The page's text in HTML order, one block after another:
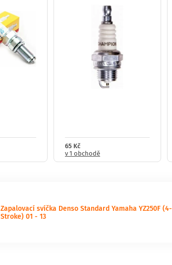
65 Kč
v 1 obchodě
Zapalovací svíčka Denso Standard Yamaha YZ250F (4-
Stroke) 01 - 13